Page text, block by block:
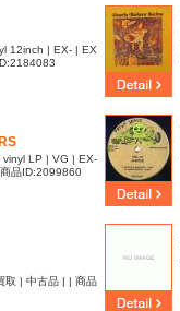
12inch | EX- | EX
vinyl LP | VG | EX-
品ID:2099860
取 | 中古品 | | 商品